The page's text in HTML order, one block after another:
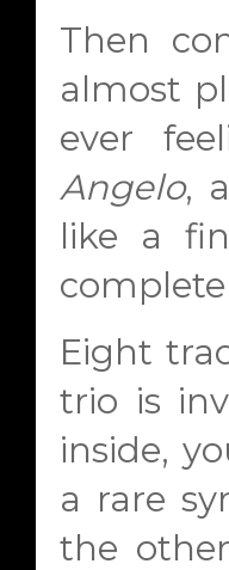
Then
almost
ever
Angelo,
like a
Eight
trio is
inside,
a rare
the